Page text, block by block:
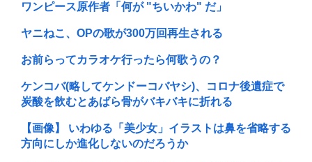
ワンピース原作者「何が "ちいかわ" だ」
ヤニねこ、OPの歌が300万回再生される
お前らってカラオケ行ったら何歌うの？
ケンコバ(略してケンドーコバヤシ)、コロナ後遺症で
炭酸を飲むとあばら骨がバキバキに折れる
【画像】 いわゆる「美少女」イラストは鼻を省略する
方向にしか進化しないのだろうか